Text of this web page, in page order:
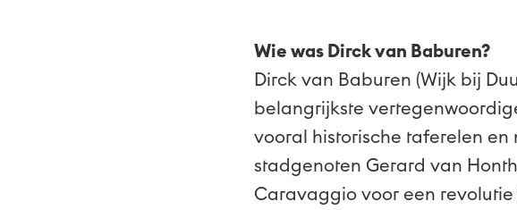
Wie was Dirck van Baburen?
Dirck van Baburen (Wijk bij
belangrijkste
vooral historische taferelen en
stadgenoten Gerard van
Caravaggio voor een